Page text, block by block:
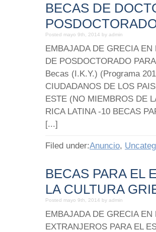
BECAS DE
Posted mayo 9th, 2014 by admin
EMBAJADA DE GRECIA
DE POSDOCTORADO
Becas (I.K.Y.) (Programa
CIUDADANOS DE LOS
ESTE (NO MIEMBROS DE
RICA LATINA -10 BECAS
[...]
Filed under:Anuncio,
BECAS PARA EL
LA CULTURA
Posted mayo 9th, 2014 by admin
EMBAJADA DE GRECIA
EXTRANJEROS PARA EL